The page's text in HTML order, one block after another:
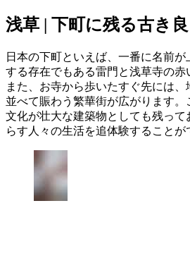
浅草 | 下町に残る古き
日本の下町といえば、一番に名前
する存在でもある雷門と浅草寺の赤
また、お寺から歩いたすぐ先には
並べて賑わう繁華街が広がります
文化が壮大な建築物としても残っ
らす人々の生活を追体験することが